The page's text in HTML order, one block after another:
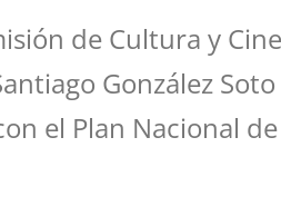
de Cultura y
González
el Plan Nacional